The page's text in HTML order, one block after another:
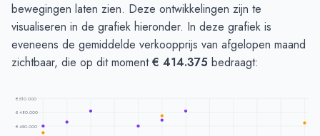
bewegingen laten zien. Deze ontwikkelingen zijn te
visualiseren in de grafiek hieronder. In deze grafiek is
eveneens de gemiddelde verkoopprijs van afgelopen maand
zichtbaar, die op dit moment€ 414.375 bedraagt:
€ 510.000
€ 480.000
€ 450.000